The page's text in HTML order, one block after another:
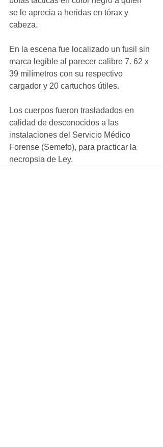
se le aprecia a heridas en tórax y
cabeza.
En la escena fue localizado un fusil sin
marca legible al parecer calibre 7. 62 x
39 milímetros con su respectivo
cargador y 20 cartuchos útiles.
Los cuerpos fueron trasladados en
calidad de desconocidos a las
instalaciones del Servicio Médico
Forense (Semefo), para practicar la
necropsia de Ley.